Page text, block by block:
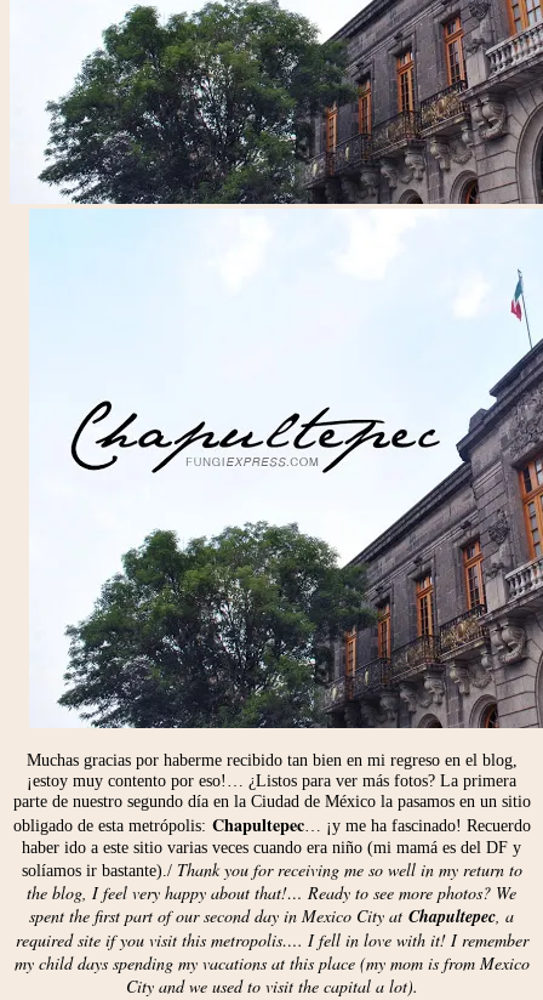
Muchas gracias por haberme recibido tan bien en mi regreso en el blog,
¡estoy muy contento por eso!… ¿Listos para ver más fotos? La primera
parte de nuestro segundo día en la Ciudad de México la pasamos en un sitio
obligado de esta metrópolis: Chapultepec… ¡y me ha fascinado! Recuerdo
haber ido a este sitio varias veces cuando era niño (mi mamá es del DF y
solíamos ir bastante)./ Thank you for receiving me so well in my return to
the blog, I feel very happy about that!… Ready to see more photos? We
spent the first part of our second day in Mexico City at Chapultepec, a
required site if you visit this metropolis…. I fell in love with it! I remember
my child days spending my vacations at this place (my mom is from Mexico
City and we used to visit the capital a lot).